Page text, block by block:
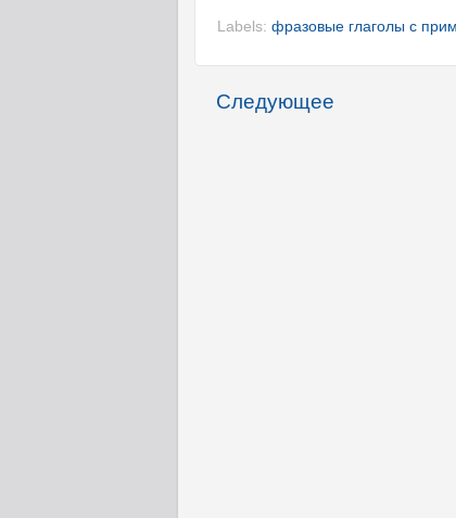
Labels: фразовые глаголы с
Следующее